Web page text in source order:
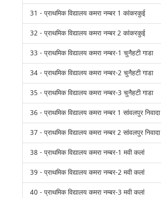
31 - प्राथमिक विद्यालय कमरा नम्बर 1 कांकरकुई
32 - प्राथमिक विद्यालय कमरा नम्बर 2 कांकरकुई
33 - प्राथमिक विद्यालय कमरा नम्बर-1 चुनैहटी गाडा
34 - प्राथमिक विद्यालय कमरा नम्बर-2 चुनैहटी गाडा
35 - प्राथमिक विद्यालय कमरा नम्बर-3 चुनैहटी गाडा
36 - प्राथमिक विद्यालय कमरा नम्बर 1 सांवलपुर निवादा
37 - प्राथमिक विद्यालय कमरा नम्बर 2 सांवलपुर निवादा
38 - प्राथमिक विद्यालय कमरा नम्बर-1 मवी कलां
39 - प्राथमिक विद्यालय कमरा नम्बर-2 मवी कलां
40 - प्राथमिक विद्यालय कमरा नम्बर-3 मवी कलां